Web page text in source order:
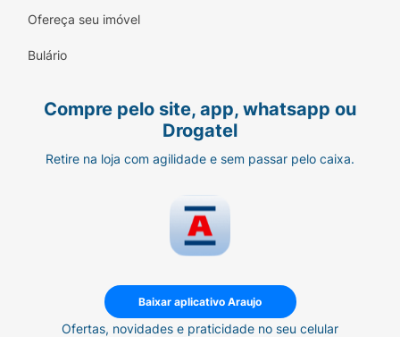
Ofereça seu imóvel
Bulário
Compre pelo site, app, whatsapp ou
Drogatel
Retire na loja com agilidade e sem passar pelo caixa.
Baixar aplicativo Araujo
Ofertas, novidades e praticidade no seu celular